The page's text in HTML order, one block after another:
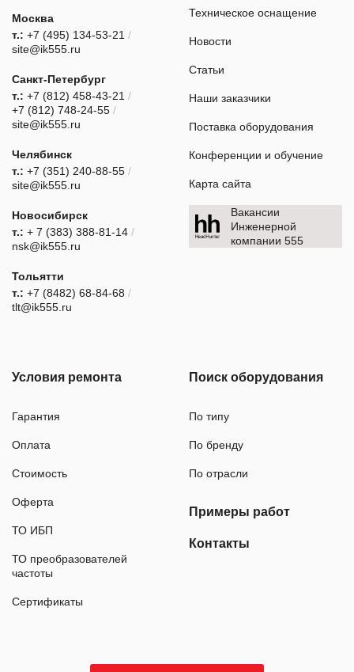
Москва
т.: +7 (495) 134-53-21 /
site@ik555.ru
Санкт-Петербург
т.: +7 (812) 458-43-21 /
+7 (812) 748-24-55 /
site@ik555.ru
Челябинск
т.: +7 (351) 240-88-55 /
site@ik555.ru
Новосибирск
т.: + 7 (383) 388-81-14 /
nsk@ik555.ru
Тольятти
т.: +7 (8482) 68-84-68 /
tlt@ik555.ru
Техническое оснащение
Новости
Статьи
Наши заказчики
Поставка оборудования
Конференции и обучение
Карта сайта
Вакансии
Инженерной
компании 555
Условия ремонта
Гарантия
Оплата
Стоимость
Оферта
ТО ИБП
ТО преобразователей
частоты
Сертификаты
Поиск оборудования
По типу
По бренду
По отрасли
Примеры работ
Контакты